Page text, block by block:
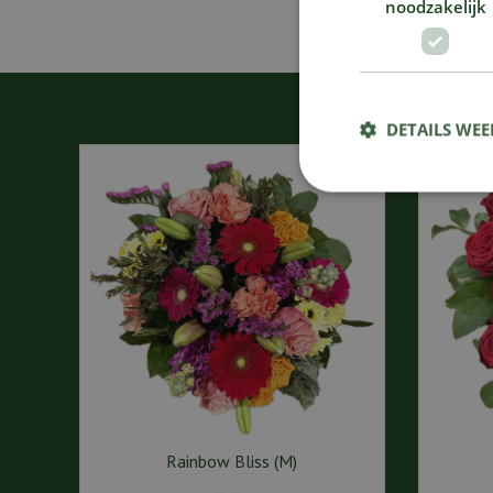
Rainbow Bliss (M)
noodzakelijk
DETAILS